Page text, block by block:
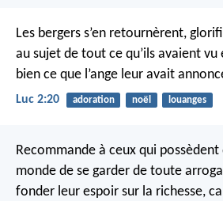
Les bergers s’en retournèrent,
au sujet de tout ce qu’ils avaient vu
bien ce que l’ange leur avait
Luc 2:20 adoration noël louanges
Recommande à ceux qui possèdent
monde de se garder de toute
fonder leur espoir sur la richesse,